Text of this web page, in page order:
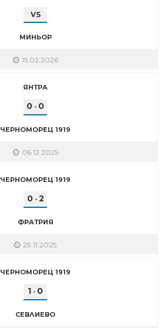
VS
МИНЬОР
15.02.2026
ЯНТРА
0 - 0
ЧЕРНОМОРЕЦ 1919
06.12.2025
ЧЕРНОМОРЕЦ 1919
0- 2
ФРАТРИЯ
29.11.2025
ЧЕРНОМОРЕЦ 1919
1 - 0
СЕВЛИЕВО